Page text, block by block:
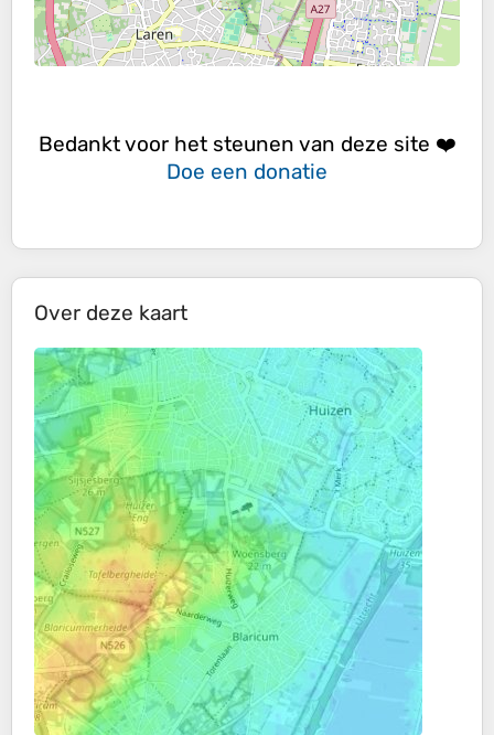
Bedankt voor het steunen van deze site ❤️
Doe een donatie
Over deze kaart